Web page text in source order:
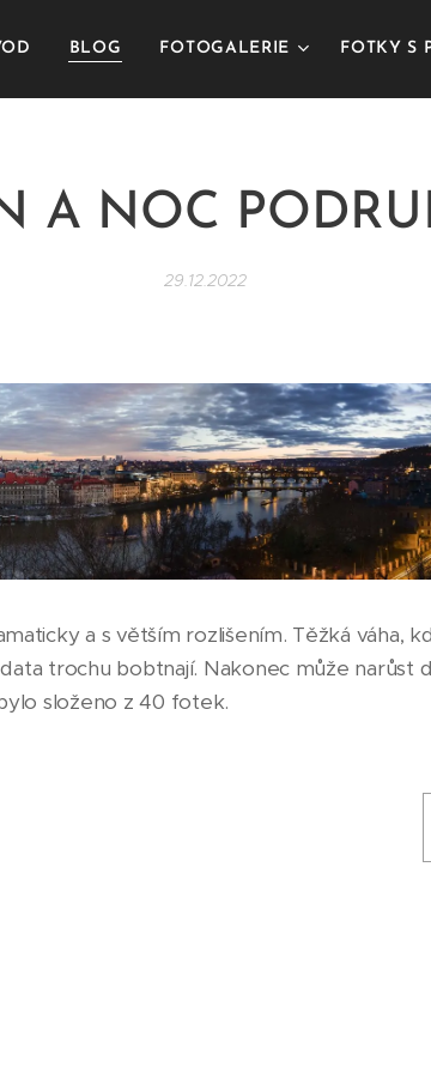
BLOG FOTOGALERIE FOTKY S
A NOC
29.12.2022
a s větším rozlišením. Těžká váha,
trochu bobtnají. Nakonec může narůst
složeno z 40 fotek.